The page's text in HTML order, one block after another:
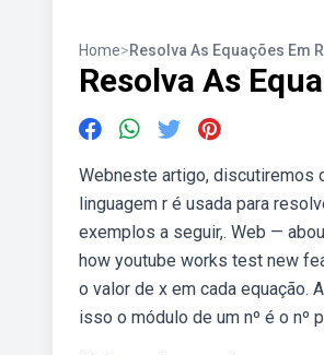
Home>Resolva As Equações Em R
Resolva As
Webneste artigo, discutiremos
linguagem r é usada para
exemplos a seguir,. Web —
how youtube works test new
o valor de x em cada equação.
isso o módulo de um nº é o nº